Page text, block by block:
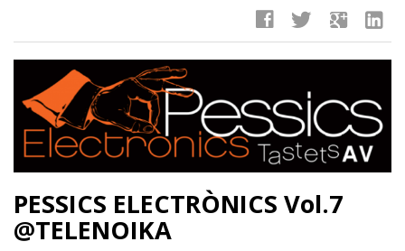
facebook twitter google linkedin
PESSICS ELECTRÒNICS Vol.7
@TELENOIKA